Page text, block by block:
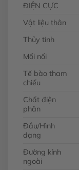
ĐIỆN CỰC
Vật liệu thân
Thủy tinh
Mối nối
Tế bào tham
chiếu
Chất điện
phân
Đầu/Hình
dạng
Đường kính
ngoài